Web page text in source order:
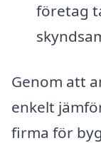
företag
Genom att
enkelt
firma för